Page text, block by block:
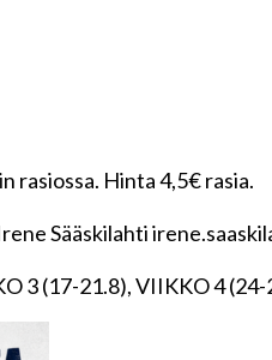
rasiossa. Hinta 4,5€ rasia.
Sääskilahti
3 (17-21.8), VIIKKO 4 (24-